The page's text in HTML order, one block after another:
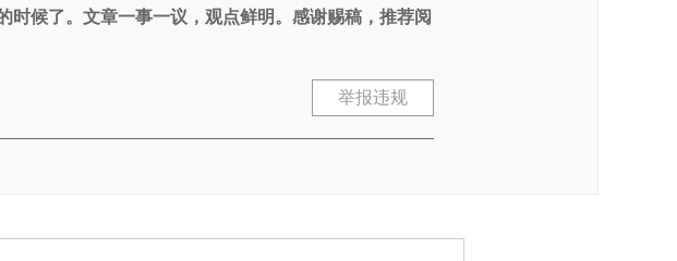
候了。文章一事一议，观点鲜明。感谢赐稿，推荐阅
举报违规